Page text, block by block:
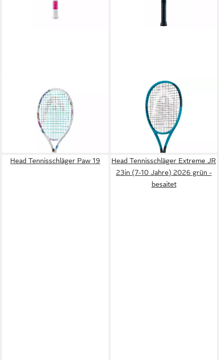
Tennisschläger Paw 19
ab 28,55 € UVP35,00 €
lieferbar - in 4-5 Werktagen bei dir
Tennisschläger Boom Jr.
25in/230g (9-12 Jahre)
2026 blau - besaitet
lieferbar - in 3-4 Werktagen bei dir
Head Tennisschläger Paw 19
Head Tennisschläger Extreme JR
23in (7-10 Jahre) 2026 grün -
besaitet